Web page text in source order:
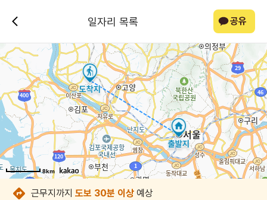
일자리 목록 공유
8km
8km
8km
8km
8km
8km
8km
8km
근무지까지 도보 30분 이상 예상